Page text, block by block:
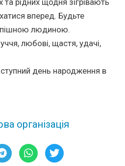
вперед. Будьте
людиною.
любові, щастя, удачі,
день народження в
організація